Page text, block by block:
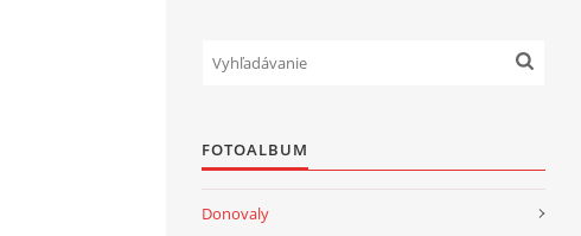
FOTOALBUM
Donovaly